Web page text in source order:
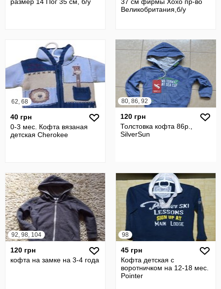
Великобритания,б/у
62, 68
40 грн
0-3 мес. Кофта вязаная
детская Cherokee
80, 86, 92
120 грн
Толстовка кофта 86р.,
SilverSun
92, 98, 104
120 грн
кофта на замке на 3-4 года
98
45 грн
Кофта детская с
воротничком на 12-18 мес.
Pointer